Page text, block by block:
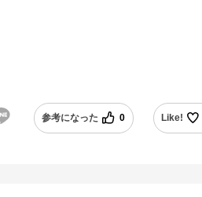
参考になった 0 Like!